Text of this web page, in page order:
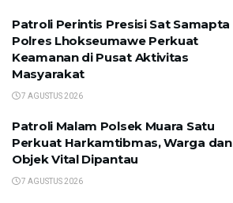
Patroli Perintis Presisi Sat Samapta
Polres Lhokseumawe Perkuat
Keamanan di Pusat Aktivitas
Masyarakat
7 AGUSTUS 2026
Patroli Malam Polsek Muara Satu
Perkuat Harkamtibmas, Warga dan
Objek Vital Dipantau
7 AGUSTUS 2026